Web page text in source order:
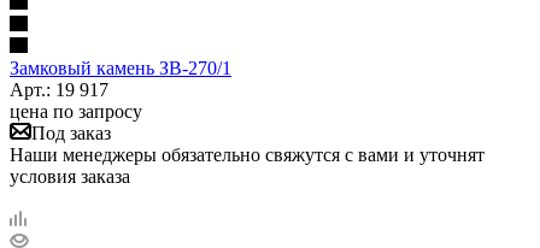
Замковый камень ЗВ-270/1
Арт.: 19 917
цена по запросу
Под заказ
Наши менеджеры обязательно свяжутся с вами и уточнят
условия заказа